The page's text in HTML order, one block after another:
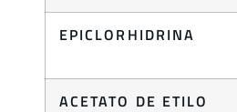
EPICLORHIDRINA
ACETATO DE ETILO